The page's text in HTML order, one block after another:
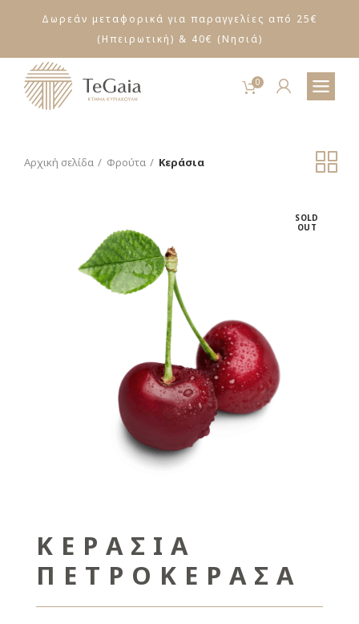
Δωρεάν μεταφορικά για παραγγελίες από 25€
(Ηπειρωτική) & 40€ (Νησιά)
0
Αρχική σελίδα Φρούτα Κεράσια
SOLD
OUT
ΚΕΡΆΣΙΑ
ΠΕΤΡΟΚΈΡΑΣΑ